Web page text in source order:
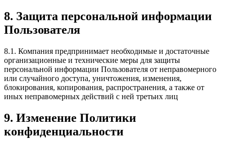
8. Защита персональной информации
Пользователя
8.1. Компания предпринимает необходимые и достаточные
организационные и технические меры для защиты
персональной информации Пользователя от неправомерного
или случайного доступа, уничтожения, изменения,
блокирования, копирования, распространения, а также от
иных неправомерных действий с ней третьих лиц
9. Изменение Политики
конфиденциальности